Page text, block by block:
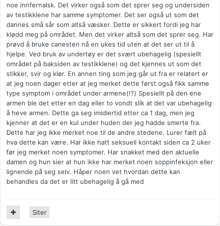
noe innfernalsk. Det virker også som det sprer seg og undersiden
av testikklene har samme symptomer. Det ser også ut som det
dannes små sår som altså væsker. Dette er sikkert fordi jeg har
klødd meg på området. Men det virker altså som det sprer seg. Har
prøvd å bruke canesten nå en ukes tid uten at det ser ut til å
hjelpe. Ved bruk av undertøy er det svært ubehagelig (spesiellt
området på baksiden av testikklene) og det kjennes ut som det
stikker, svir og klør. En annen ting som jeg går ut fra er relatert er
at jeg noen dager etter at jeg merket dette først også fikk samme
type symptom i området under armene(!?) Spesiellt på den ene
armen ble det etter en dag eller to vondt slik at det var ubehagelig
å heve armen. Dette ga seg imidlertid etter ca 1 dag, men jeg
kjenner at det er en kul under huden der jeg hadde smerte fra.
Dette har jeg ikke merket noe til de andre stedene. Lurer fælt på
hva dette kan være. Har ikke hatt seksuell kontakt siden ca 2 uker
før jeg merket noen symptomer. Har snakket med den aktuelle
damen og hun sier at hun ikke har merket noen soppinfeksjon eller
lignende på seg selv. Håper noen vet hvordan dette kan
behandles da det er litt ubehagelig å gå med
Siter